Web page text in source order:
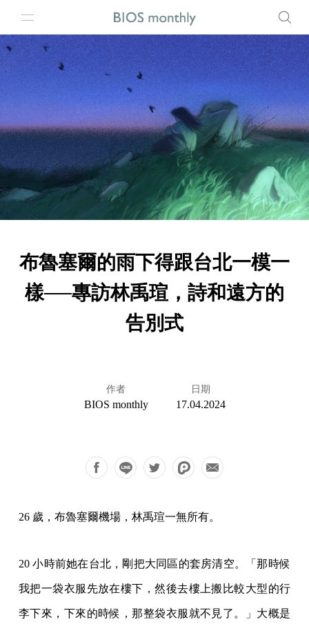
布魯塞爾的雨下得跟台北一模一
樣──專訪林禹瑄，詩和遠方的
告別式
作者
BIOS monthly
日期
17.04.2024
26 歲，布魯塞爾機場，林禹瑄一無所有。
20 小時前她在台北，剛把大同區的套房清空。「那時候
我把一袋衣服先放在樓下，然後去樓上搬比較大型的行
李下來，下來的時候，那整袋衣服就不見了。」大概是